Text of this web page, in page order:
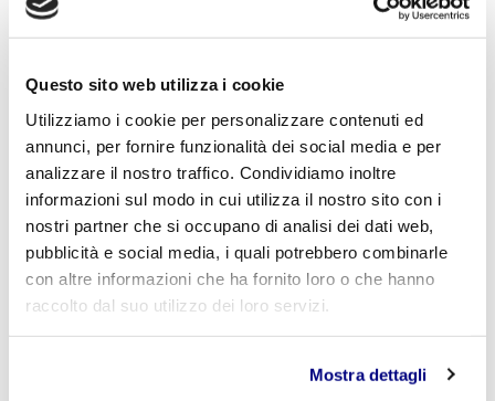
Questo sito web utilizza i cookie
Utilizziamo i cookie per personalizzare contenuti ed
annunci, per fornire funzionalità dei social media e per
analizzare il nostro traffico. Condividiamo inoltre
informazioni sul modo in cui utilizza il nostro sito con i
nostri partner che si occupano di analisi dei dati web,
pubblicità e social media, i quali potrebbero combinarle
con altre informazioni che ha fornito loro o che hanno
raccolto dal suo utilizzo dei loro servizi.
Mostra dettagli
L'indirizzo email non verrà pubblicato. I campi
Nome*
E-mail *
Commento*